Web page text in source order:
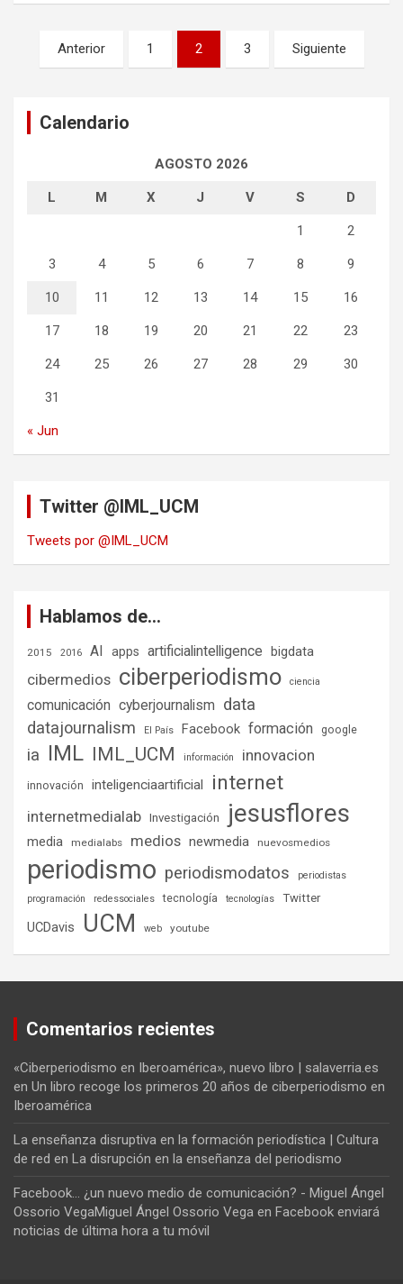
Navegación
Anterior 1 2 3 Siguiente
Calendario
AGOSTO 2026
L M X J V S D
1 2
3 4 5 6 7 8 9
10 11 12 13 14 15 16
17 18 19 20 21 22 23
24 25 26 27 28 29 30
31
« Jun
Twitter @IML_UCM
Tweets por @IML_UCM
Hablamos de…
2015 2016 AI apps artificialintelligence bigdata
cibermedios ciberperiodismo ciencia
comunicación cyberjournalism data
datajournalism El País Facebook formación google
ia IML IML_UCM información innovacion
innovación inteligenciaartificial internet
internetmedialab Investigación jesusflores
media medialabs medios newmedia nuevosmedios
periodismo periodismodatos
periodistas
programación
redessociales tecnología tecnologías Twitter
UCDavis UCM web youtube
Comentarios recientes
«Ciberperiodismo en Iberoamérica», nuevo libro | salaverria.es
en Un libro recoge los primeros 20 años de ciberperiodismo en
Iberoamérica
La enseñanza disruptiva en la formación periodística | Cultura
de red en La disrupción en la enseñanza del periodismo
Facebook... ¿un nuevo medio de comunicación? - Miguel Ángel
Ossorio VegaMiguel Ángel Ossorio Vega en Facebook enviará
noticias de última hora a tu móvil